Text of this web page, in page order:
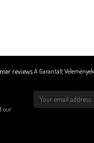
A Garantált
our